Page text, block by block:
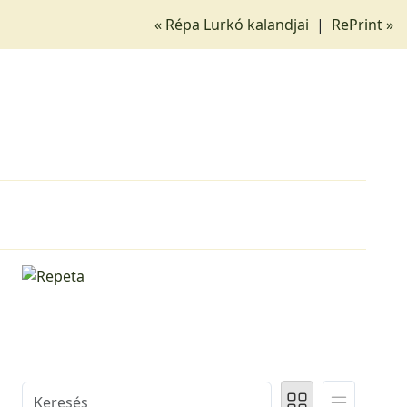
« Répa Lurkó kalandjai | RePrint »